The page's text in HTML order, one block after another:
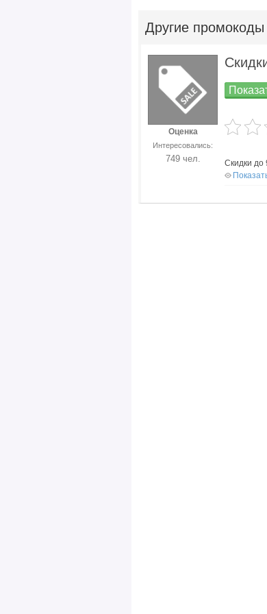
Другие промокоды
Оценка
Интересовались:
749 чел.
Скидки до